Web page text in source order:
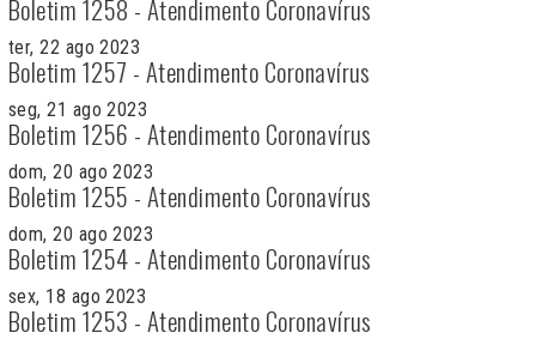
Boletim 1258 - Atendimento Coronavírus
ter, 22 ago 2023
Boletim 1257 - Atendimento Coronavírus
seg, 21 ago 2023
Boletim 1256 - Atendimento Coronavírus
dom, 20 ago 2023
Boletim 1255 - Atendimento Coronavírus
dom, 20 ago 2023
Boletim 1254 - Atendimento Coronavírus
sex, 18 ago 2023
Boletim 1253 - Atendimento Coronavírus